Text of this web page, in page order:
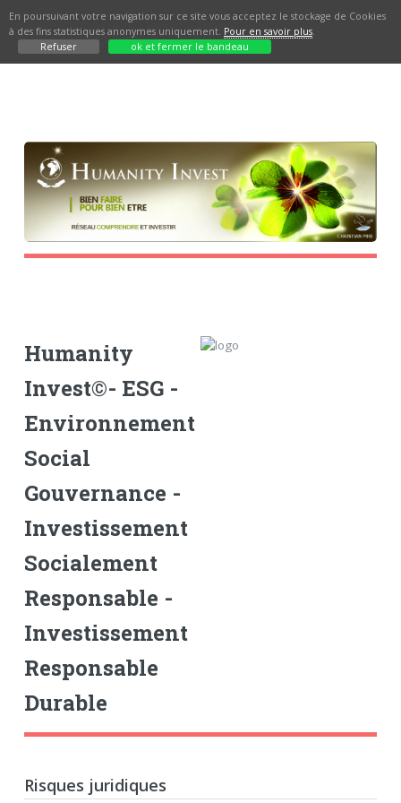
En poursuivant votre navigation sur ce site vous acceptez le stockage de Cookies
à des fins statistiques anonymes uniquement. Pour en savoir plus.
Refuser
ok et fermer le bandeau
Humanity
Invest©- ESG -
Environnement
Social
Gouvernance -
Investissement
Socialement
Responsable -
Investissement
Responsable
Durable
Risques juridiques